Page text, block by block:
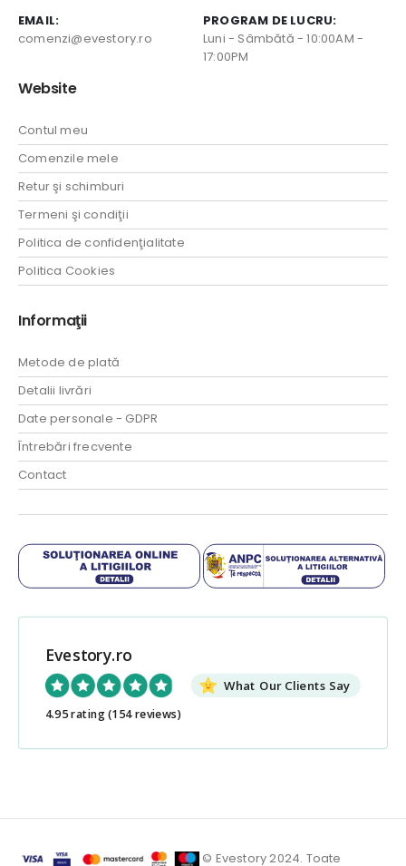
EMAIL:
comenzi@evestory.ro
PROGRAM DE LUCRU:
Luni - Sâmbătă - 10:00AM -
17:00PM
Website
Contul meu
Comenzile mele
Retur şi schimburi
Termeni şi condiţii
Politica de confidenţialitate
Politica Cookies
Informaţii
Metode de plată
Detalii livrări
Date personale - GDPR
Întrebări frecvente
Contact
Evestory.ro
What Our Clients Say
4.95 rating(154 reviews)
© Evestory 2024. Toate